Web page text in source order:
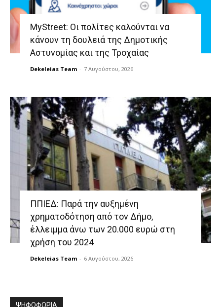
MyStreet: Οι πολίτες καλούνται να
κάνουν τη δουλειά της Δημοτικής
Αστυνομίας και της Τροχαίας
Dekeleias Team - 7 Αυγούστου, 2026
ΠΠΙΕΔ: Παρά την αυξημένη
χρηματοδότηση από τον Δήμο,
έλλειμμα άνω των 20.000 ευρώ στη
χρήση του 2024
Dekeleias Team - 6 Αυγούστου, 2026
ΨΗΦΟΦΟΡΙΑ